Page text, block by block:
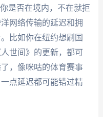
是否在境内，不在就拒
网络传输的延迟和拥
比如你在纽约想刷国
世间》的更新，都可
，像咪咕的体育赛事
点延迟都可能错过精